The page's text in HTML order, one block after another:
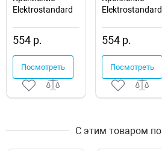
Elektrostandard
554 р.
Посмотреть
Elektrostandard
554 р.
Посмотреть
С этим товаром